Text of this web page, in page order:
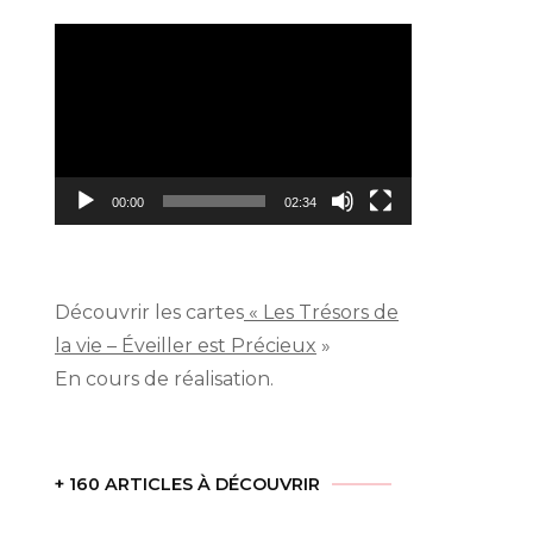
00:00 02:34
Découvrir les cartes « Les Trésors de
la vie – Éveiller est Précieux »
En cours de réalisation.
+ 160 ARTICLES À DÉCOUVRIR